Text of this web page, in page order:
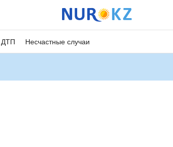
ДТП Несчастные случаи